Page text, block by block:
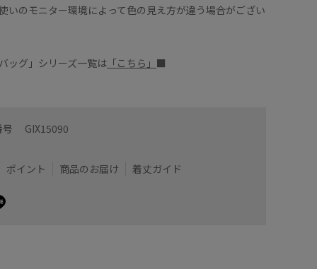
いのモニター環境によって色の見え方が違う場合がござい
ッグ」シリーズ一覧は 「こちら」 ■
GIX15090
ポイント 商品のお届け 着丈ガイド